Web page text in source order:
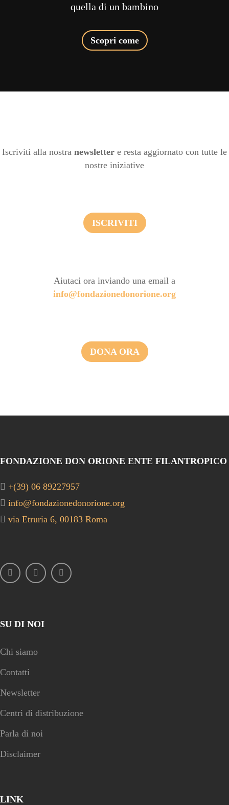
quella di un bambino
Scopri come
Iscriviti alla nostra newsletter e resta aggiornato con tutte le
nostre iniziative
ISCRIVITI
Aiutaci ora inviando una email a
info@fondazionedonorione.org
DONA ORA
FONDAZIONE DON ORIONE ENTE FILANTROPICO
+(39) 06 89227957
info@fondazionedonorione.org
via Etruria 6, 00183 Roma
SU DI NOI
Chi siamo
Contatti
Newsletter
Centri di distribuzione
Parla di noi
Disclaimer
LINK